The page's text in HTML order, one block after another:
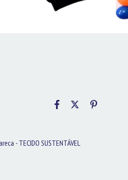
- TECIDO SUSTENTÁVEL